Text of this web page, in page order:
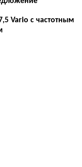
Vario с частотным